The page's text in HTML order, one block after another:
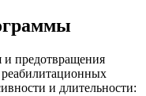
и предотвращения
и длительности: